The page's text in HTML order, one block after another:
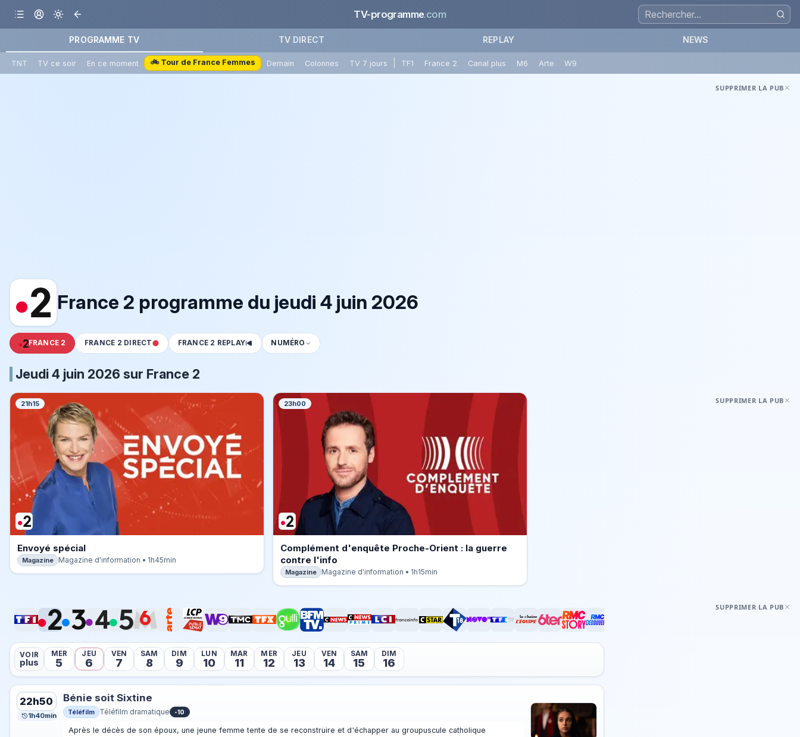
TV-programme.com
PROGRAMME TV TV DIRECT REPLAY NEWS
TNT TV ce soir En ce moment 🚲 Tour de France Femmes Demain Colonnes TV 7 jours TF1 France 2 Canal plus M6 Arte W9
SUPPRIMER LA PUB
France 2 programme du jeudi 4 juin 2026
FRANCE 2 FRANCE 2 DIRECT FRANCE 2 REPLAY NUMÉRO
Jeudi 4 juin 2026 sur France 2
21h15
Envoyé spécial
Magazine Magazine d'information • 1h45min
23h00
Complément d'enquête Proche-Orient : la guerre
contre l'info
Magazine Magazine d'information • 1h15min
SUPPRIMER LA PUB
VOIR
plus
MER
5
JEU
6
VEN
7
SAM
8
DIM
9
LUN
10
MAR
11
MER
12
JEU
13
VEN
14
SAM
15
DIM
16
22h50
1h40min
Bénie soit Sixtine
Téléfilm Téléfilm dramatique -10
Après le décès de son époux, une jeune femme tente de se reconstruire et d'échapper au groupuscule catholique
SUPPRIMER LA PUB